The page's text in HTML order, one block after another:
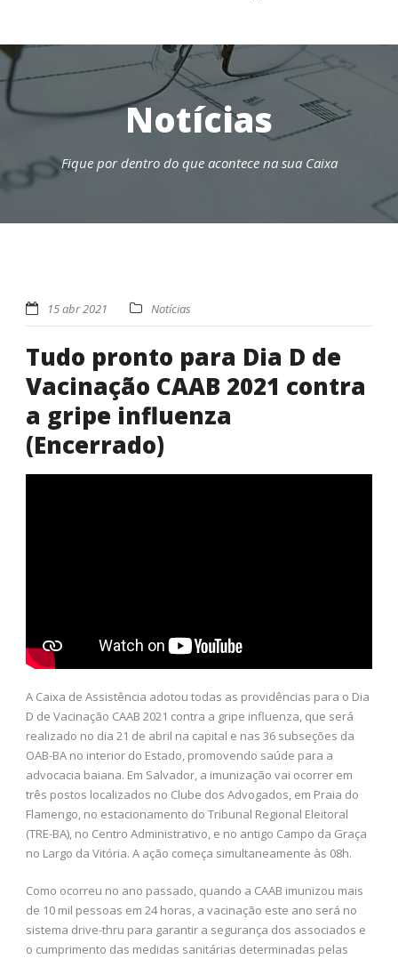
Notícias
Fique por dentro do que acontece na sua Caixa
15 abr 2021 Notícias
Tudo pronto para Dia D de
Vacinação CAAB 2021 contra
a gripe influenza
(Encerrado)
A Caixa de Assistência adotou todas as providências para o Dia
D de Vacinação CAAB 2021 contra a gripe influenza, que será
realizado no dia 21 de abril na capital e nas 36 subseções da
OAB-BA no interior do Estado, promovendo saúde para a
advocacia baiana. Em Salvador, a imunização vai ocorrer em
três postos localizados no Clube dos Advogados, em Praia do
Flamengo, no estacionamento do Tribunal Regional Eleitoral
(TRE-BA), no Centro Administrativo, e no antigo Campo da Graça
no Largo da Vitória. A ação começa simultaneamente às 08h.
Como ocorreu no ano passado, quando a CAAB imunizou mais
de 10 mil pessoas em 24 horas, a vacinação este ano será no
sistema drive-thru para garantir a segurança dos associados e
o cumprimento das medidas sanitárias determinadas pelas